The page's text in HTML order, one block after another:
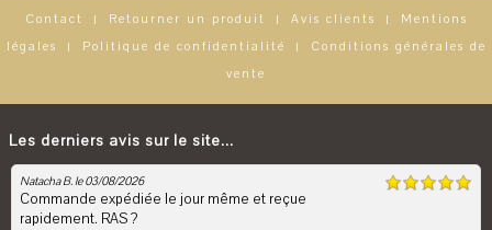
Contact | Retourner un produit | Avis clients |
Mentions
légales
| Politique de confidentialité |
Conditions générales de
vente
Les derniers avis sur le site...
Natacha B. le 03/08/2026
Commande expédiée le jour même et reçue
rapidement. RAS ?